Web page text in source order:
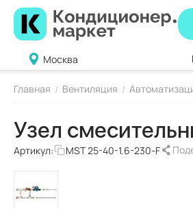
Москва
Главная / Вентиляция /
Узел
Артикул: MST 25-40-1.6-230-F